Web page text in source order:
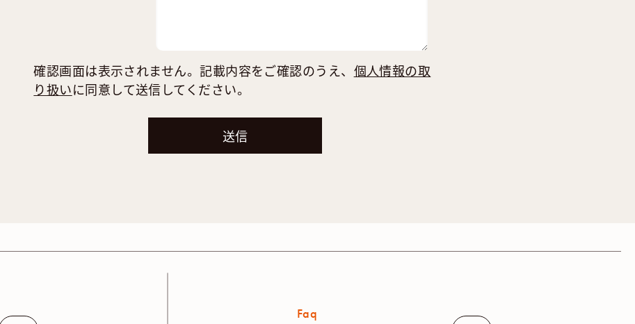
確認画面は表示されません。記載内容をご確認のうえ、 個人情報の取
り扱いに同意して送信してください。
Faq